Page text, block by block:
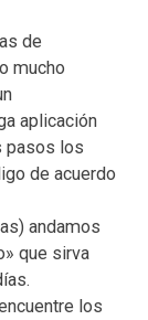
de
mucho
aplicación
pasos los
de acuerdo
andamos
que sirva
los